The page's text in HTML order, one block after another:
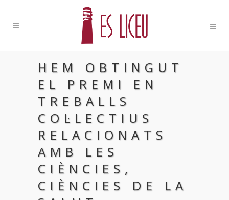
HEM OBTINGUT
EL PREMI EN
TREBALLS
COL·LECTIUS
RELACIONATS
AMB LES
CIÈNCIES,
CIÈNCIES DE LA